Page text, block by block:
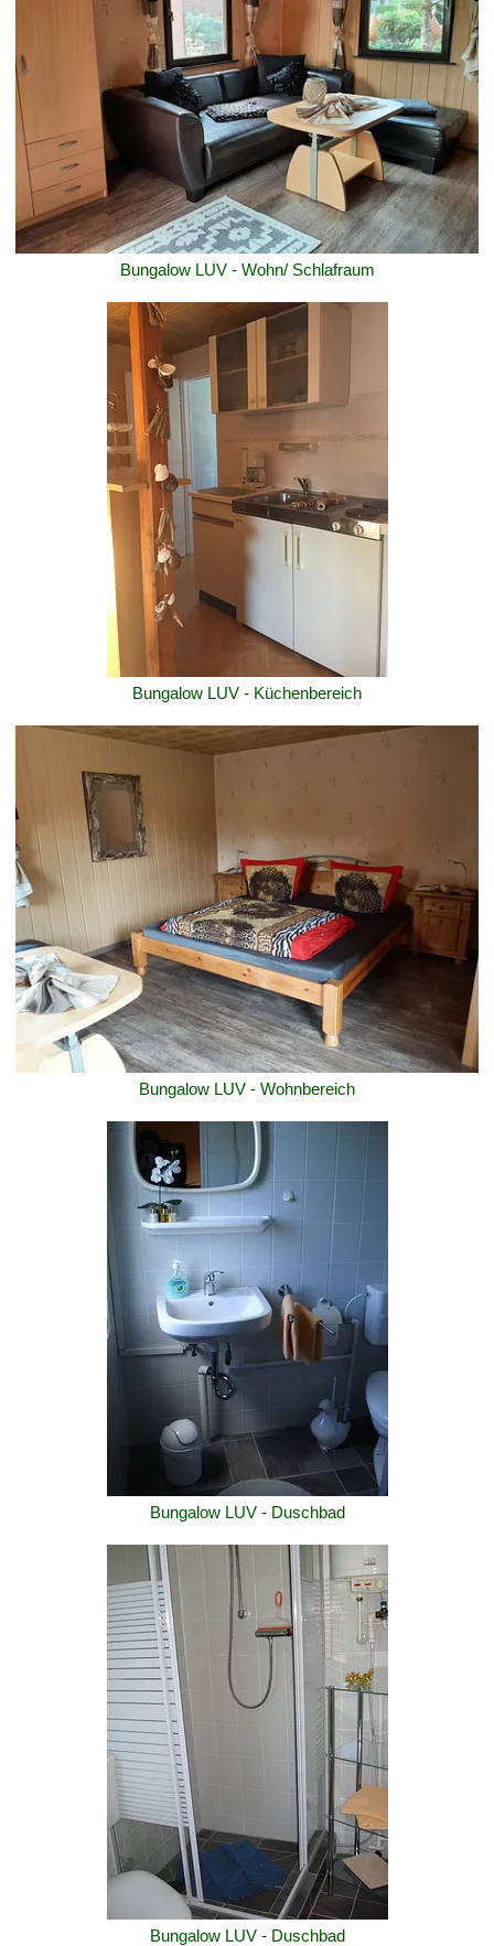
Bungalow LUV - Wohn/ Schlafraum
Bungalow LUV - Küchenbereich
Bungalow LUV - Wohnbereich
Bungalow LUV - Duschbad
Bungalow LUV - Duschbad